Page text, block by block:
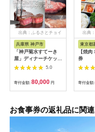
出典：ふるさとチョイ
ス
兵庫県 神戸市
「神戸菊水すてーき
屋」ディナーチケット
（2枚）
5.0
寄付金額: 80,000 円
出典
東京都
【焼
券
寄付金額:
お食事券の返礼品に関